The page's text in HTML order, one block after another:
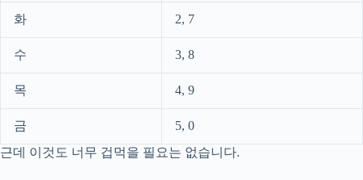
화 2, 7
수 3, 8
목 4, 9
금
5, 0
근데 이것도 너무 겁먹을 필요는 없습니다.